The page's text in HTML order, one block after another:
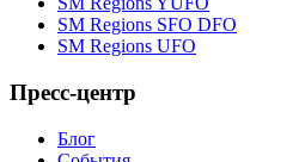
SM Regions SFO DFO
SM Regions UFO
Пресс-центр
Блог